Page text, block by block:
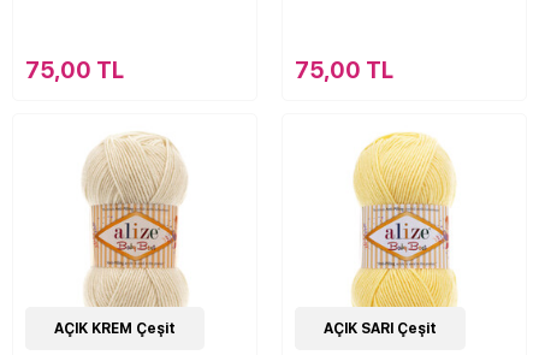
75,00 TL 75,00 TL
63Çeşit
AÇIK KREM Çeşit 63Çeşit
AÇIK SARI Çeşit